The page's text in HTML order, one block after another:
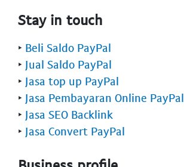
Stay in touch
‣ Beli Saldo PayPal
‣ Jual Saldo PayPal
‣ Jasa top up PayPal
‣ Jasa Pembayaran Online PayPal
‣ Jasa SEO Backlink
‣ Jasa Convert PayPal